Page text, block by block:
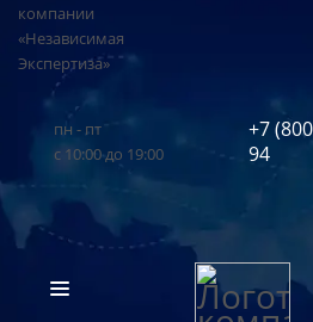
пн - пт
с 10:00 до 19:00
+7
94